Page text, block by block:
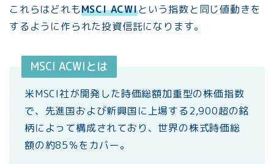
これらはどれもMSCI ACWIという指数と同じ値動きを
するように作られた投資信託になります。
MSCI ACWIとは
米MSCI社が開発した時価総額加重型の株価指数
で、先進国および新興国に上場する2,900超の銘
柄によって構成されており、世界の株式時価総
額の約85％をカバー。